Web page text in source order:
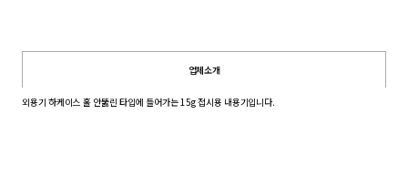
업체소개
외용기 하케이스 홀 안뚫린 타입에 들어가는 15g 접시용 내용기입니다.